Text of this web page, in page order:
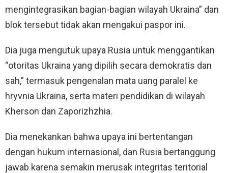
mengintegrasikan bagian-bagian wilayah Ukraina” dan
blok tersebut tidak akan mengakui paspor ini.
Dia juga mengutuk upaya Rusia untuk menggantikan
“otoritas Ukraina yang dipilih secara demokratis dan
sah,” termasuk pengenalan mata uang paralel ke
hryvnia Ukraina, serta materi pendidikan di wilayah
Kherson dan Zaporizhzhia.
Dia menekankan bahwa upaya ini bertentangan
dengan hukum internasional, dan Rusia bertanggung
jawab karena semakin merusak integritas teritorial